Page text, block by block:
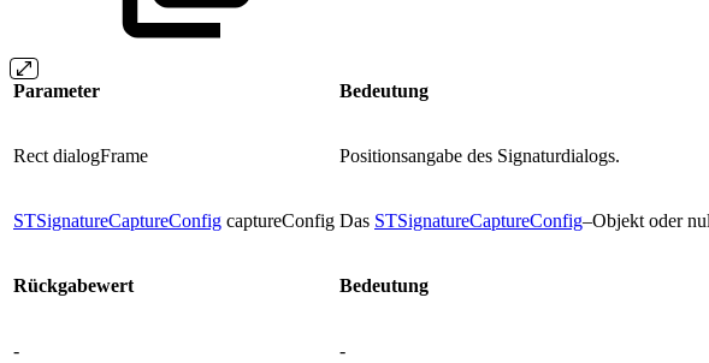
Parameter Bedeutung
Rect dialogFrame Positionsangabe des Signaturdialogs.
STSignatureCaptureConfig captureConfig Das STSignatureCaptureConfig–Objekt oder
Rückgabewert Bedeutung
- -